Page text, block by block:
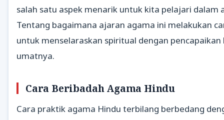
salah satu aspek menarik untuk kita pelajari dalam
Tentang bagaimana ajaran agama ini melakukan
untuk menselaraskan spiritual dengan pencapaikan
umatnya.
Cara Beribadah Agama Hindu
Cara praktik agama Hindu terbilang berbedang